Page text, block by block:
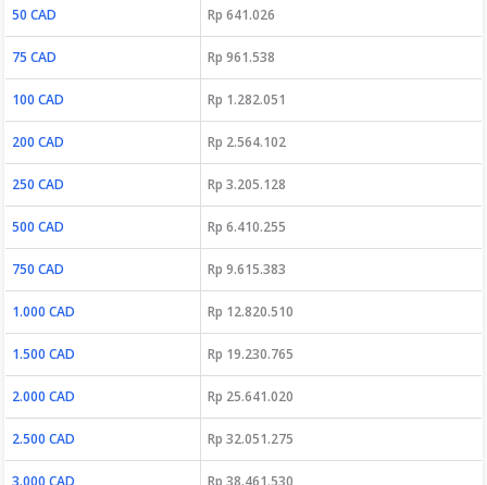
50 CAD Rp 641.026
75 CAD Rp 961.538
100 CAD Rp 1.282.051
200 CAD Rp 2.564.102
250 CAD Rp 3.205.128
500 CAD Rp 6.410.255
750 CAD Rp 9.615.383
1.000 CAD Rp 12.820.510
1.500 CAD Rp 19.230.765
2.000 CAD Rp 25.641.020
2.500 CAD Rp 32.051.275
3.000 CAD Rp 38.461.530